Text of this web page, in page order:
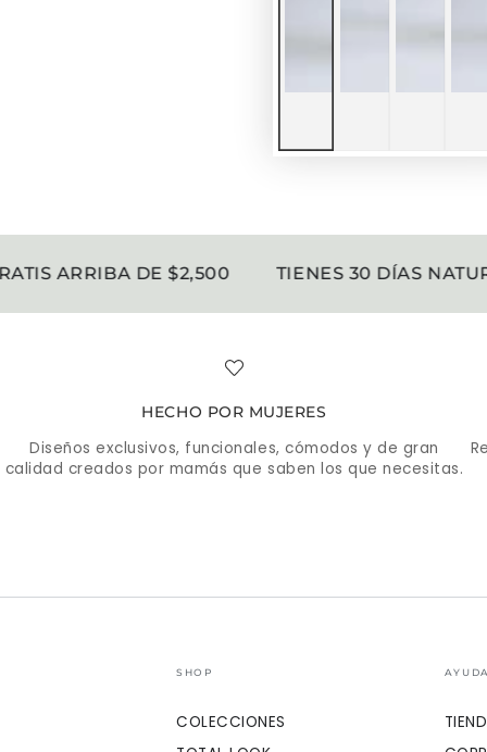
ARRIBA DE $2,500 TIENES 30 DÍAS
HECHO POR MUJERES
Diseños exclusivos, funcionales, cómodos y de gran
calidad creados por mamás que saben los que necesitas.
SHOP
COLECCIONES
AYUDA